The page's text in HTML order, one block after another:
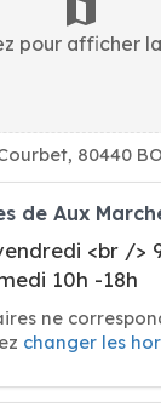
pour afficher
80440
de Aux
<br />
10h -18h
ne
changer les